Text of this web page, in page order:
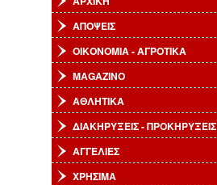
ΑΠΟΨΕΙΣ
ΟΙΚΟΝΟΜΙΑ - ΑΓΡΟΤΙΚΑ
MAGAZINO
ΑΘΛΗΤΙΚΑ
ΔΙΑΚΗΡΥΞΕΙΣ - ΠΡΟΚΗΡΥΞΕΙΣ
ΑΓΓΕΛΙΕΣ
ΧΡΗΣΙΜΑ